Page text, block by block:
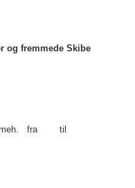
og fremmede Skibe
fra til